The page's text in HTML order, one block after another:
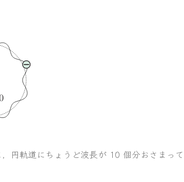
円軌道にちょうど波長が 10 個分おさまって